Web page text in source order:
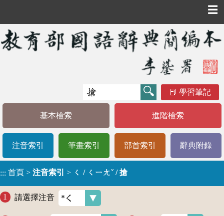
☰
學習筆記
基本檢索 進階檢索
注音索引 筆畫索引 部首索引 辭典附錄
::: 首頁 > 注音索引 > ㄑ / ㄑㄧㄤˇ / 搶
請選擇注音